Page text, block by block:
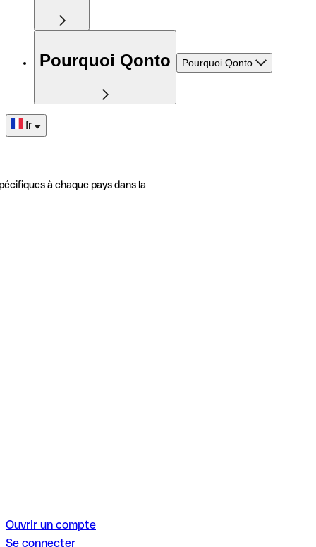
Pourquoi Qonto Pourquoi Qonto
fr
à chaque pays dans la
Ouvrir un compte
Se connecter